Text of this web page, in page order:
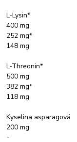
L-Lysin*
400 mg
252 mg*
148 mg
L-Threonin*
500 mg
382 mg*
118 mg
Kyselina asparagová
200 mg
-